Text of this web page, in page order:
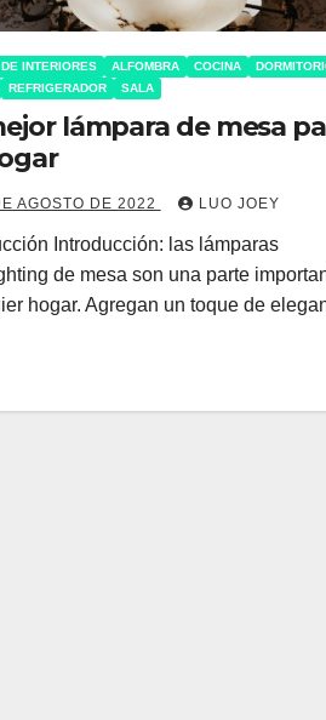
INTERIORES ALFOMBRA COCINA
REFRIGERADOR SALA
lámpara de mesa
AGOSTO DE 2022 LUO JOEY
Introducción: las lámparas
de mesa son una parte
hogar. Agregan un toque de